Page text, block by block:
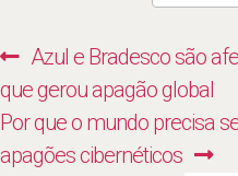
Navegação
de
Post
Previous
post:
Azul e Bradesco são
que gerou apagão global
Next
post:
Por que o mundo precisa
apagões cibernéticos